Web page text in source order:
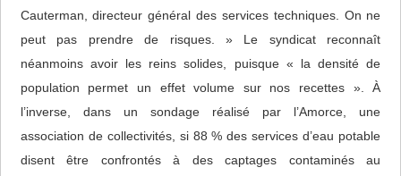
Cauterman, directeur général des services techniques. On ne
peut pas prendre de risques. » Le syndicat reconnaît
néanmoins avoir les reins solides, puisque « la densité de
population permet un effet volume sur nos recettes ». À
l’inverse, dans un sondage réalisé par l’Amorce, une
association de collectivités, si 88 % des services d’eau potable
disent être confrontés à des captages contaminés au